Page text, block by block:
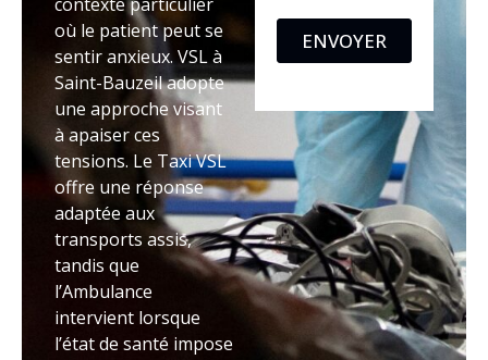
contexte particulier
où le patient peut se
sentir anxieux. VSL à
Saint-Bauzeil adopte
une approche visant
à apaiser ces
tensions. Le Taxi VSL
offre une réponse
adaptée aux
transports assis,
tandis que
l’Ambulance
intervient lorsque
l’état de santé impose
ENVOYER